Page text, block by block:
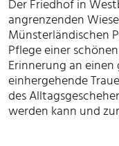
Der Friedhof in
angrenzenden
Münsterländischen
Pflege einer
Erinnerung an
einhergehende
des
werden kann und